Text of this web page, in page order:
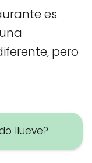
es
pero
llueve?